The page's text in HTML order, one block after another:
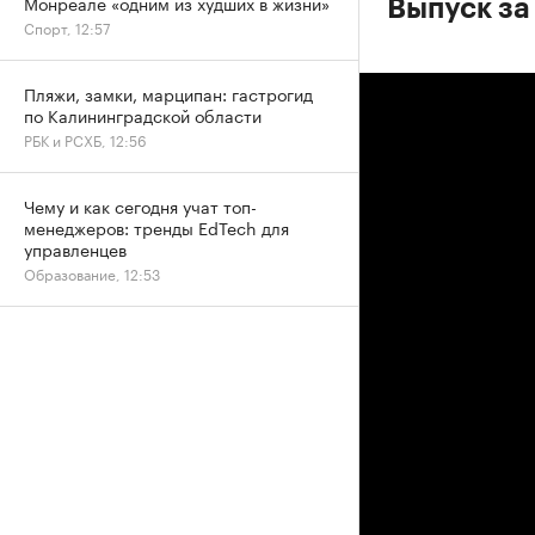
Выпуск
Спорт, 12:57
Пляжи, замки, марципан: гастрогид
по Калининградской области
РБК и РСХБ, 12:56
Чему и как сегодня учат топ-
менеджеров: тренды EdTech для
управленцев
Образование, 12:53